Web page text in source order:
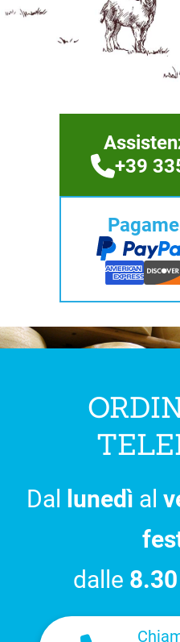
+39
Dal lunedì al
dalle 8.30